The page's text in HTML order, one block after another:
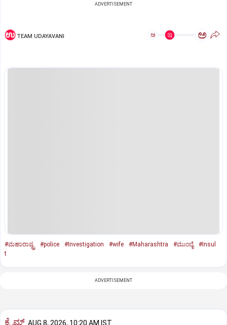
ADVERTISEMENT
TEAM UDAYAVANI ಅ ಅ
#ಮಹಾರಾಷ್ಟ್ರ #police #Investigation #wife #Maharashtra #ಮುಂಬೈ
#Insul
t
ADVERTISEMENT
ಕ್ರೈಮ್ AUG 8, 2026, 10:20 AM IST